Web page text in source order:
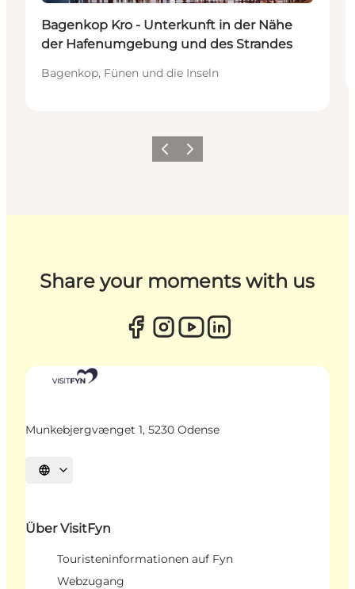
Bagenkop Kro - Unterkunft in der Nähe
der Hafenumgebung und des Strandes
Bagenkop, Fünen und die Inseln
ZurückWeiter
Share your moments with us
Munkebjergvænget 1, 5230 Odense
Sprache auswählen
Über VisitFyn
Touristeninformationen auf Fyn
Webzugang